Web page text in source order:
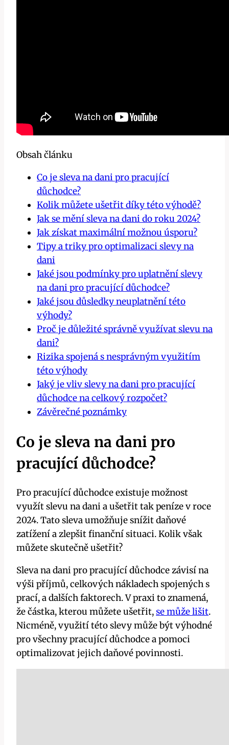
Obsah článku
Co je sleva na dani pro pracující
důchodce?
Kolik můžete ušetřit díky této výhodě?
Jak se mění sleva na dani do roku 2024?
Jak získat maximální možnou úsporu?
Tipy a triky pro optimalizaci slevy na
dani
Jaké jsou podmínky pro uplatnění slevy
na dani pro pracující důchodce?
Jaké jsou důsledky neuplatnění této
výhody?
Proč je důležité správně využívat slevu na
dani?
Rizika spojená s nesprávným využitím
této výhody
Jaký je vliv slevy na dani pro pracující
důchodce na celkový rozpočet?
Závěrečné poznámky
Co je sleva na dani pro
pracující důchodce?
Pro pracující důchodce existuje možnost
využít slevu na dani a ušetřit tak peníze v roce
2024. Tato sleva umožňuje snížit daňové
zatížení a zlepšit finanční situaci. Kolik však
můžete skutečně ušetřit?
Sleva na dani pro pracující důchodce závisí na
výši příjmů, celkových nákladech spojených s
prací, a dalších faktorech. V praxi to znamená,
že částka, kterou můžete ušetřit,se může lišit.
Nicméně, využití této slevy může být výhodné
pro všechny pracující důchodce a pomoci
optimalizovat jejich daňové povinnosti.